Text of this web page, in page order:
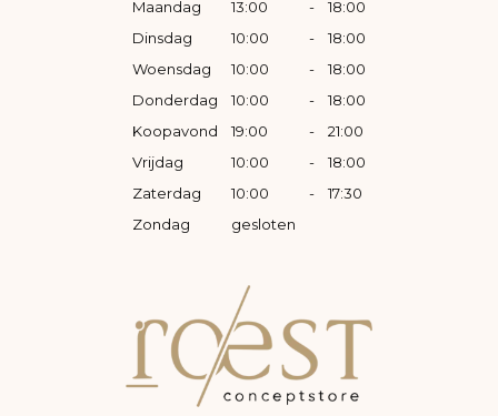
Maandag 13:00 -
18:00
Dinsdag
10:00 -
18:00
Woensdag
10:00 -
18:00
Donderdag
10:00 -
18:00
Koopavond
19:00 -
21:00
Vrijdag
10:00 -
18:00
Zaterdag
10:00 -
17:30
Zondag
gesloten